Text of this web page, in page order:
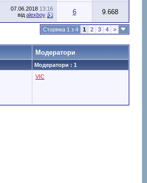
07.06.2018 13:16
від alexboy 6 9.668
Сторінка 1 з 4 1 2 3 4 >
Модератори
Модератори : 1
VIC